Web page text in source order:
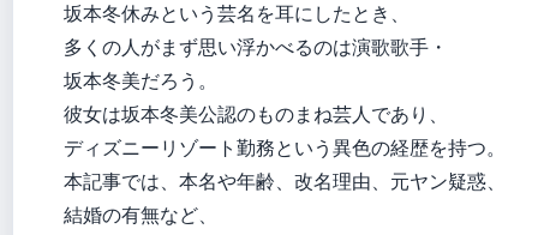
坂本冬休みという芸名を耳にしたとき、
多くの人がまず思い浮かべるのは演歌歌手・
坂本冬美だろう。
彼女は坂本冬美公認のものまね芸人であり、
ディズニーリゾート勤務という異色の経歴を持つ。
本記事では、本名や年齢、改名理由、元ヤン疑惑、
結婚の有無など、